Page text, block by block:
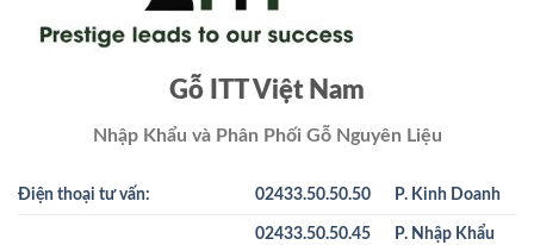
Gỗ ITT Việt Nam
Nhập Khẩu và Phân Phối Gỗ Nguyên Liệu
Điện thoại tư vấn: 02433.50.50.50 P. Kinh Doanh
02433.50.50.45 P. Nhập Khẩu